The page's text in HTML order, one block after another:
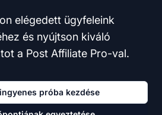
elégedett ügyfeleink
és nyújtson kiváló
a Post Affiliate Pro-val.
próba kezdése